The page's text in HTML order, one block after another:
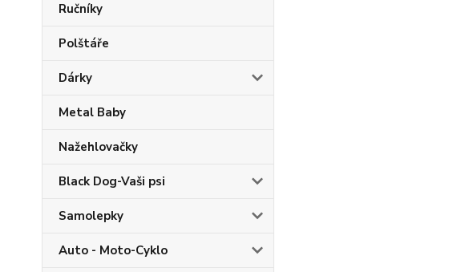
Ručníky
Polštáře
Dárky
Metal Baby
Nažehlovačky
Black Dog-Vaši psi
Samolepky
Auto - Moto-Cyklo